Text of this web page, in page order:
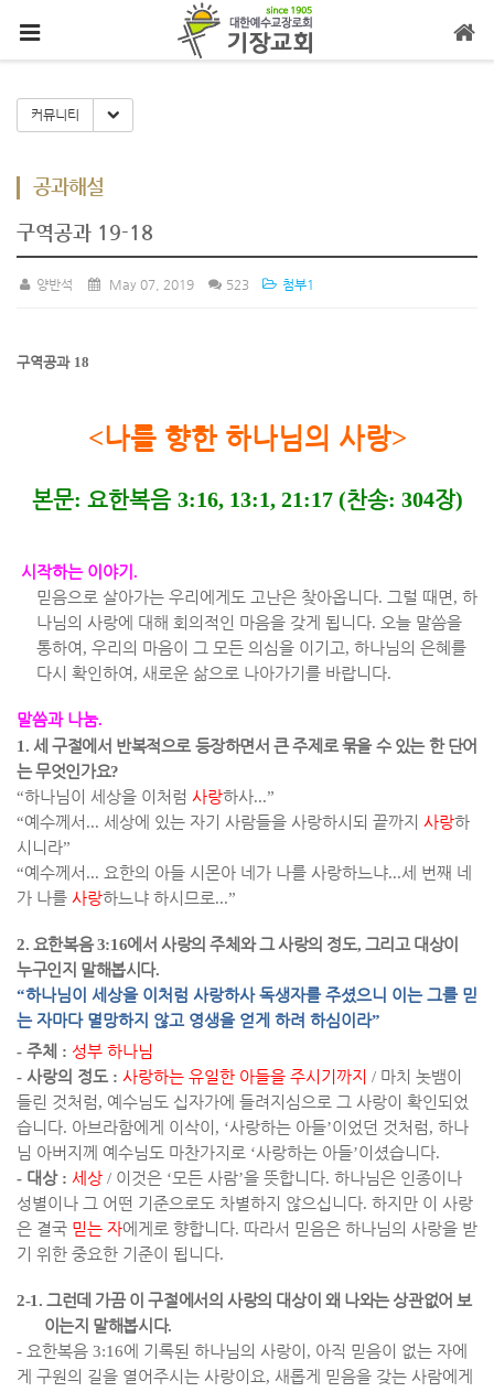
커뮤니티 Toggle Dropdown
공과해설
구역공과 19-18
양반석 May 07, 2019 523 첨부1
구역공과 18
<나를 향한 하나님의 사랑>
본문: 요한복음 3:16, 13:1, 21:17 (찬송: 304장)
시작하는 이야기 .
믿음으로 살아가는 우리에게도 고난은 찾아옵니다. 그럴 때면, 하
나님의 사랑에 대해 회의적인 마음을 갖게 됩니다. 오늘 말씀을
통하여 , 우리의 마음이 그 모든 의심을 이기고, 하나님의 은혜를
다시 확인하여 , 새로운 삶으로 나아가기를 바랍니다.
말씀과 나눔.
1. 세 구절에서 반복적으로 등장하면서 큰 주제로 묶을 수 있는 한 단어
는 무엇인가요?
“하나님이 세상을 이처럼 사랑하사...”
“예수께서 ... 세상에 있는 자기 사람들을 사랑하시되 끝까지 사랑하
시니라”
“예수께서 ... 요한의 아들 시몬아 네가 나를 사랑하느냐...세 번째 네
가 나를 사랑하느냐 하시므로...”
2. 요한복음3:16에서 사랑의 주체와 그 사랑의 정도, 그리고 대상이
누구인지 말해봅시다.
“하나님이 세상을 이처럼 사랑하사 독생자를 주셨으니 이는 그를 믿
는 자마다 멸망하지 않고 영생을 얻게 하려 하심이라”
- 주체 : 성부 하나님
- 사랑의 정도 : 사랑하는 유일한 아들을 주시기까지 / 마치 놋뱀이
들린 것처럼, 예수님도 십자가에 들려지심으로 그 사랑이 확인되었
습니다. 아브라함에게 이삭이 , ‘사랑하는 아들’이었던 것처럼, 하나
님 아버지께 예수님도 마찬가지로 ‘사랑하는 아들’이셨습니다.
- 대상 : 세상 / 이것은 ‘모든 사람’을 뜻합니다. 하나님은 인종이나
성별이나 그 어떤 기준으로도 차별하지 않으십니다. 하지만 이 사랑
은 결국 믿는 자에게로 향합니다. 따라서 믿음은 하나님의 사랑을 받
기 위한 중요한 기준이 됩니다.
2-1. 그런데 가끔 이 구절에서의 사랑의 대상이 왜 나와는 상관없어 보
이는지 말해봅시다.
- 요한복음 3:16에 기록된 하나님의 사랑이 , 아직 믿음이 없는 자에
게 구원의 길을 열어주시는 사랑이요, 새롭게 믿음을 갖는 사람에게